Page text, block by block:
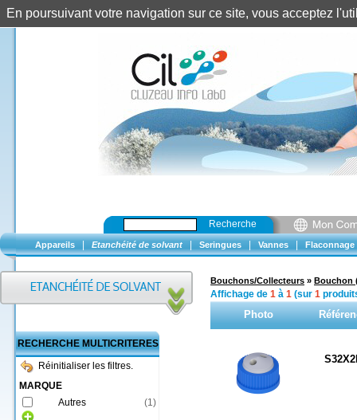
Recherche
Appareils Etanchéité de solvant Seringues Vannes Flaconnage
RECHERCHE MULTICRITERES
Réinitialiser les filtres.
MARQUE
Autres
(1)
Bouchons/Collecteurs » Bouchon
Affichage de 1 à 1 (sur 1
Photo
En poursuivant votre navigation sur ce site, vous acceptez